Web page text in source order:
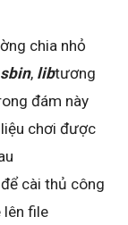
chia nhỏ
sbin, libtương
đám này
chơi được
cài thủ công
lên file